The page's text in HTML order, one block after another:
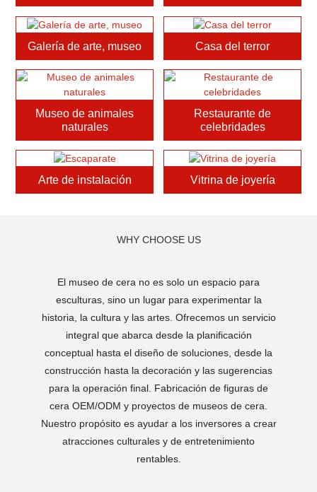
Galería de arte, museo Casa del terror
Museo de animales
naturales
Restaurante de
celebridades
Arte de instalación Vitrina de joyería
WHY CHOOSE US
El museo de cera no es solo un espacio para
esculturas, sino un lugar para experimentar la
historia, la cultura y las artes. Ofrecemos un servicio
integral que abarca desde la planificación
conceptual hasta el diseño de soluciones, desde la
construcción hasta la decoración y las sugerencias
para la operación final. Fabricación de figuras de
cera OEM/ODM y proyectos de museos de cera.
Nuestro propósito es ayudar a los inversores a crear
atracciones culturales y de entretenimiento
rentables.